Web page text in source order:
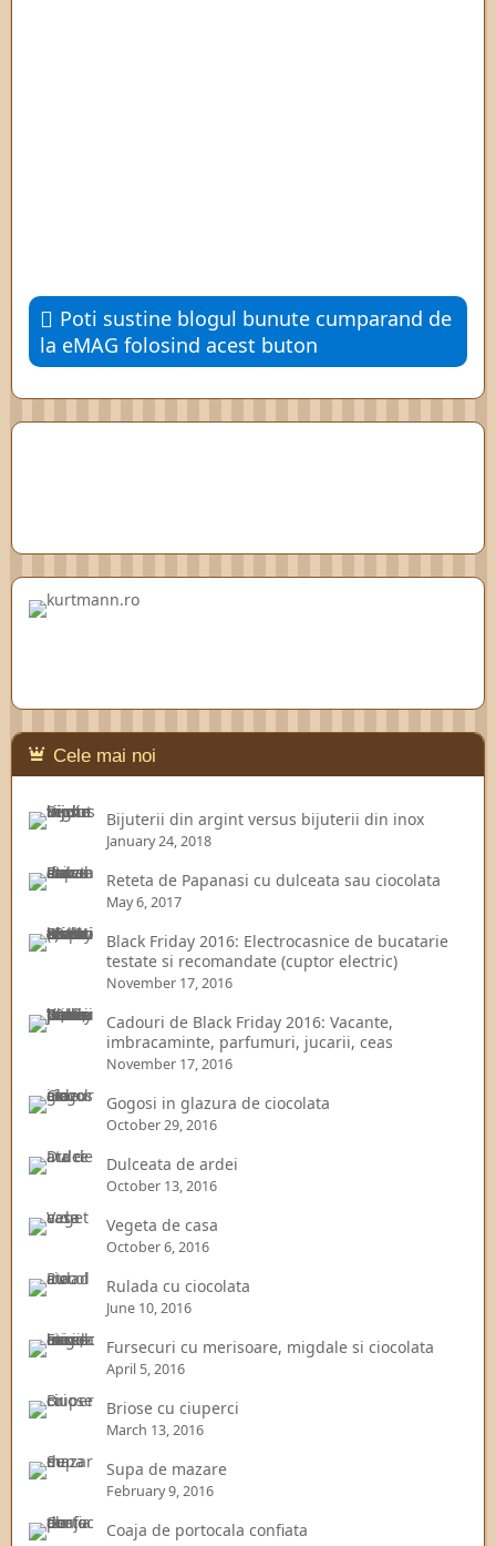
Poti sustine blogul bunute cumparand de
la eMAG folosind acest buton
Cele mai noi
Bijuterii din argint versus bijuterii din inox
January 24, 2018
Reteta de Papanasi cu dulceata sau ciocolata
May 6, 2017
Black Friday 2016: Electrocasnice de bucatarie
testate si recomandate (cuptor electric)
November 17, 2016
Cadouri de Black Friday 2016: Vacante,
imbracaminte, parfumuri, jucarii, ceas
November 17, 2016
Gogosi in glazura de ciocolata
October 29, 2016
Dulceata de ardei
October 13, 2016
Vegeta de casa
October 6, 2016
Rulada cu ciocolata
June 10, 2016
Fursecuri cu merisoare, migdale si ciocolata
April 5, 2016
Briose cu ciuperci
March 13, 2016
Supa de mazare
February 9, 2016
Coaja de portocala confiata